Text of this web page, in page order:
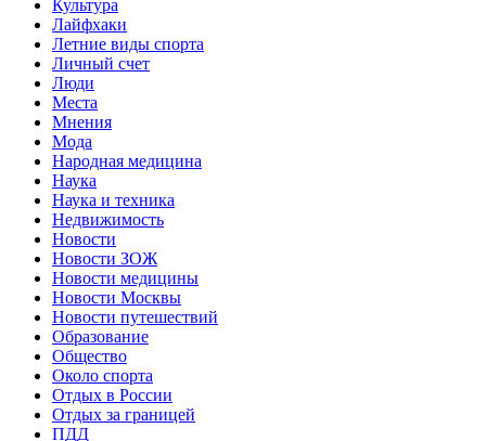
Культура
Лайфхаки
Летние виды спорта
Личный счет
Люди
Места
Мнения
Мода
Народная медицина
Наука
Наука и техника
Недвижимость
Новости
Новости ЗОЖ
Новости медицины
Новости Москвы
Новости путешествий
Образование
Общество
Около спорта
Отдых в России
Отдых за границей
ПДД